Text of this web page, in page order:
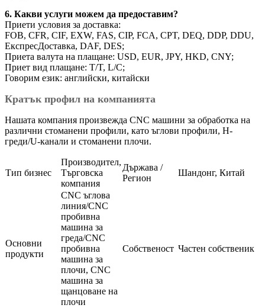
6. Какви услуги можем да предоставим?
Приети условия за доставка:
FOB, CFR, CIF, EXW, FAS, CIP, FCA, CPT, DEQ, DDP, DDU,
ЕкспресДоставка, DAF, DES;
Приета валута на плащане: USD, EUR, JPY, HKD, CNY;
Приет вид плащане: T/T, L/C;
Говорим език: английски, китайски
Кратък профил на компанията
Нашата компания произвежда CNC машини за обработка на
различни стоманени профили, като ъглови профили, H-
греди/U-канали и стоманени плочи.
Тип бизнес
Производител,
Търговска
компания
Държава /
Регион
Шандонг, Китай
Основни
продукти
CNC ъглова
линия/CNC
пробивна
машина за
греда/CNC
пробивна
машина за
плочи, CNC
машина за
щанцоване на
плочи
Собственост Частен собственик